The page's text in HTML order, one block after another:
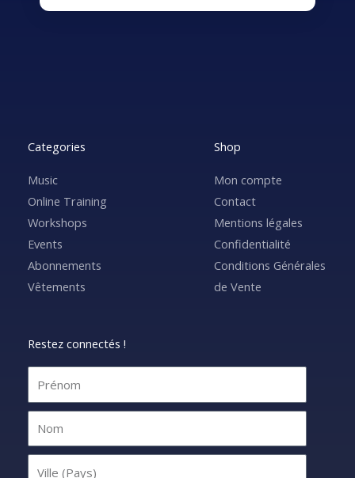
Categories
Music
Online Training
Workshops
Events
Abonnements
Vêtements
Shop
Mon compte
Contact
Mentions légales
Confidentialité
Conditions Générales
de Vente
Restez connectés !